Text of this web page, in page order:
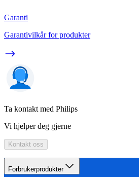
Garanti
Garantivilkår for produkter
Ta kontakt med Philips
Vi hjelper deg gjerne
Kontakt oss
Forbrukerprodukter